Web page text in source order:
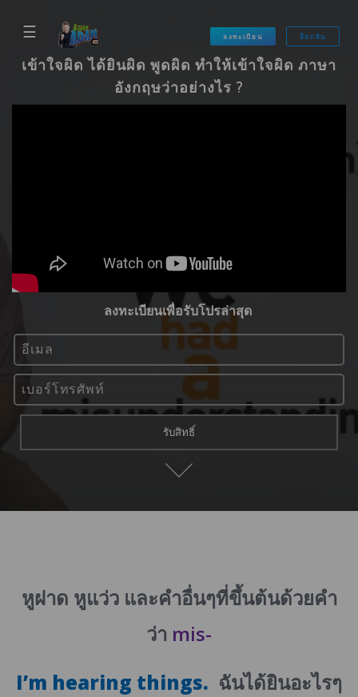
☰ ลงทะเบียน ล็อกอิน
เข้าใจผิด ได้ยินผิด พูดผิด ทำให้เข้าใจผิด ภาษา
อังกฤษว่าอย่างไร ?
หูฝาด หูแว่ว และคำอื่นๆที่ขึ้นต้นด้วยคำ
ว่า mis-
I’m hearing things. ฉันได้ยินอะไรๆ